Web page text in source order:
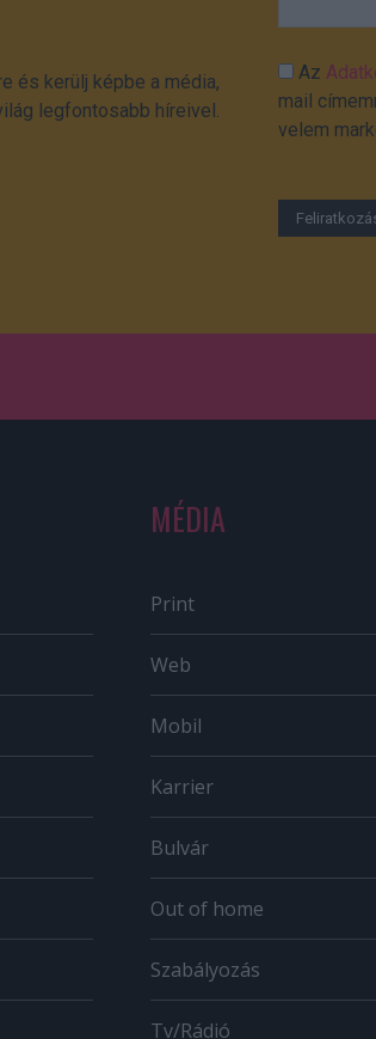
és kerülj képbe a média,
legfontosabb híreivel.
Az
mail
velem
MÉDIA
Print
Web
Mobil
Karrier
Bulvár
Out of home
Szabályozás
Tv/Rádió